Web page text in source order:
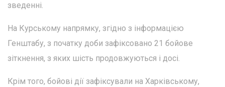
зведенні.
На Курському напрямку, згідно з інформацією
Генштабу, з початку доби зафіксовано 21 бойове
зіткнення, з яких шість продовжуються і досі.
Крім того, бойові дії зафіксували на Харківському,